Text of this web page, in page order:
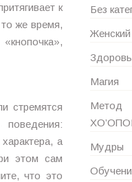
к
же время,
стремятся
а
этом сам
что это
Без
Магия
Метод
Мудры